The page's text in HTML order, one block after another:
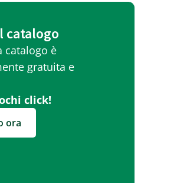
catalogo
catalogo è
gratuita e
click!
ora